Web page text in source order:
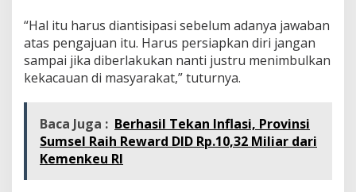
“Hal itu harus diantisipasi sebelum adanya jawaban
atas pengajuan itu. Harus persiapkan diri jangan
sampai jika diberlakukan nanti justru menimbulkan
kekacauan di masyarakat,” tuturnya.
Baca Juga : Berhasil Tekan Inflasi, Provinsi
Sumsel Raih Reward DID Rp.10,32 Miliar dari
Kemenkeu RI